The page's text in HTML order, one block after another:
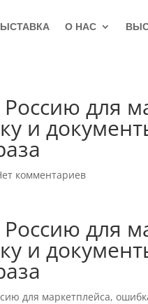
О НАС
для
и
комментариев
для
и
для маркетплейса,